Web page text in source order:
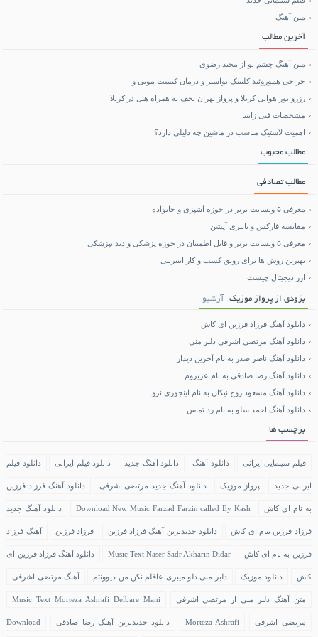
بلیط هواپیما تهران مشهدمتن آهنگ
آخرین مطالب
متن آهنگ چشم تو از مجید رضوی
جراحی هموروئید کلینیک بواسیر و درمان کیست مویی و
رزرو تور هوایی کربلا و پرواز تهران نجف به همراه هتل در کربلا
مشخصات فنی زانتیا
اهمیت لاستیک مناسب در ماشین چه دلیلی دارد؟
مطالب محبوب
مطالب تصادفی
معرفی ۵ وبسایت برتر در حوزه آشپزی و خانواده
مقایسه فارکس و باینری آپشن
معرفی ۵ وبسایت برتر و قابل اطمینان در حوزه پزشکی و دندانپزشکی
بهترین روش ها برای رونق کسب و کار اینترنتی
ارز دیجیتال چیست
بزودی از پرواز موزیک آرشیو
دانلود آهنگ فرزاد فرزین ای کاش
دانلود آهنگ مرتضی اشرفی دلبر منی
دانلود آهنگ ناصر صدر به نام آخرین دیدار
دانلود آهنگ رضا صادقی به نام عزیزوم
دانلود آهنگ مسعود روح نیکان به نام اینجوری نرو
دانلود آهنگ احمد سلو به نام رد تماس
برچسب ها
فیلم سینمایی ایرانی دانلود آهنگ دانلود آهنگ جدید دانلود فیلم ایرانی دانلود فیلم
ایرانی جدید پرواز موزیک دانلود آهنگ جدید مرتضی اشرفی دانلود آهنگ فرزاد فرزین
به نام ای کاش Download New Music Farzad Farzin called Ey Kash دانلود آهنگ جدید
فرزاد فرزین بنام ای کاش دانلود جدیدترین آهنگ فرزاد فرزین فرزاد فرزین آهنگ فرزاد
فرزین به نام ای کاش Music Text Naser Sadr Akharin Didar دانلود آهنگ فرزاد فرزین ای
کاش دانلود موزیک دلبر منی دلو میبری عاقلم نکن من دیوونتم آهنگ مرتضی اشرفی
متن آهنگ دلبر منی از مرتضی اشرفی Music Text Morteza Ashrafi Delbare Mani
مرتضی اشرفی Morteza Ashrafi دانلود جدیدترین آهنگ رضا صادقی Download